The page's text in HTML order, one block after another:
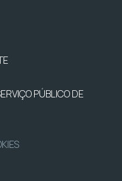
PÚBLICO DE